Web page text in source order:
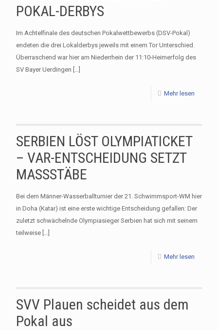
POKAL-DERBYS
Im Achtelfinale des deutschen Pokalwettbewerbs (DSV-Pokal)
endeten die drei Lokalderbys jeweils mit einem Tor Unterschied.
Überraschend war hier am Niederrhein der 11:10-Heimerfolg des
SV Bayer Uerdingen […]
Mehr lesen
SERBIEN LÖST OLYMPIATICKET
– VAR-ENTSCHEIDUNG SETZT
MASSSTÄBE
Bei dem Männer-Wasserballturnier der 21. Schwimmsport-WM hier
in Doha (Katar) ist eine erste wichtige Entscheidung gefallen: Der
zuletzt schwächelnde Olympiasieger Serbien hat sich mit seinem
teilweise […]
Mehr lesen
SVV Plauen scheidet aus dem
Pokal aus